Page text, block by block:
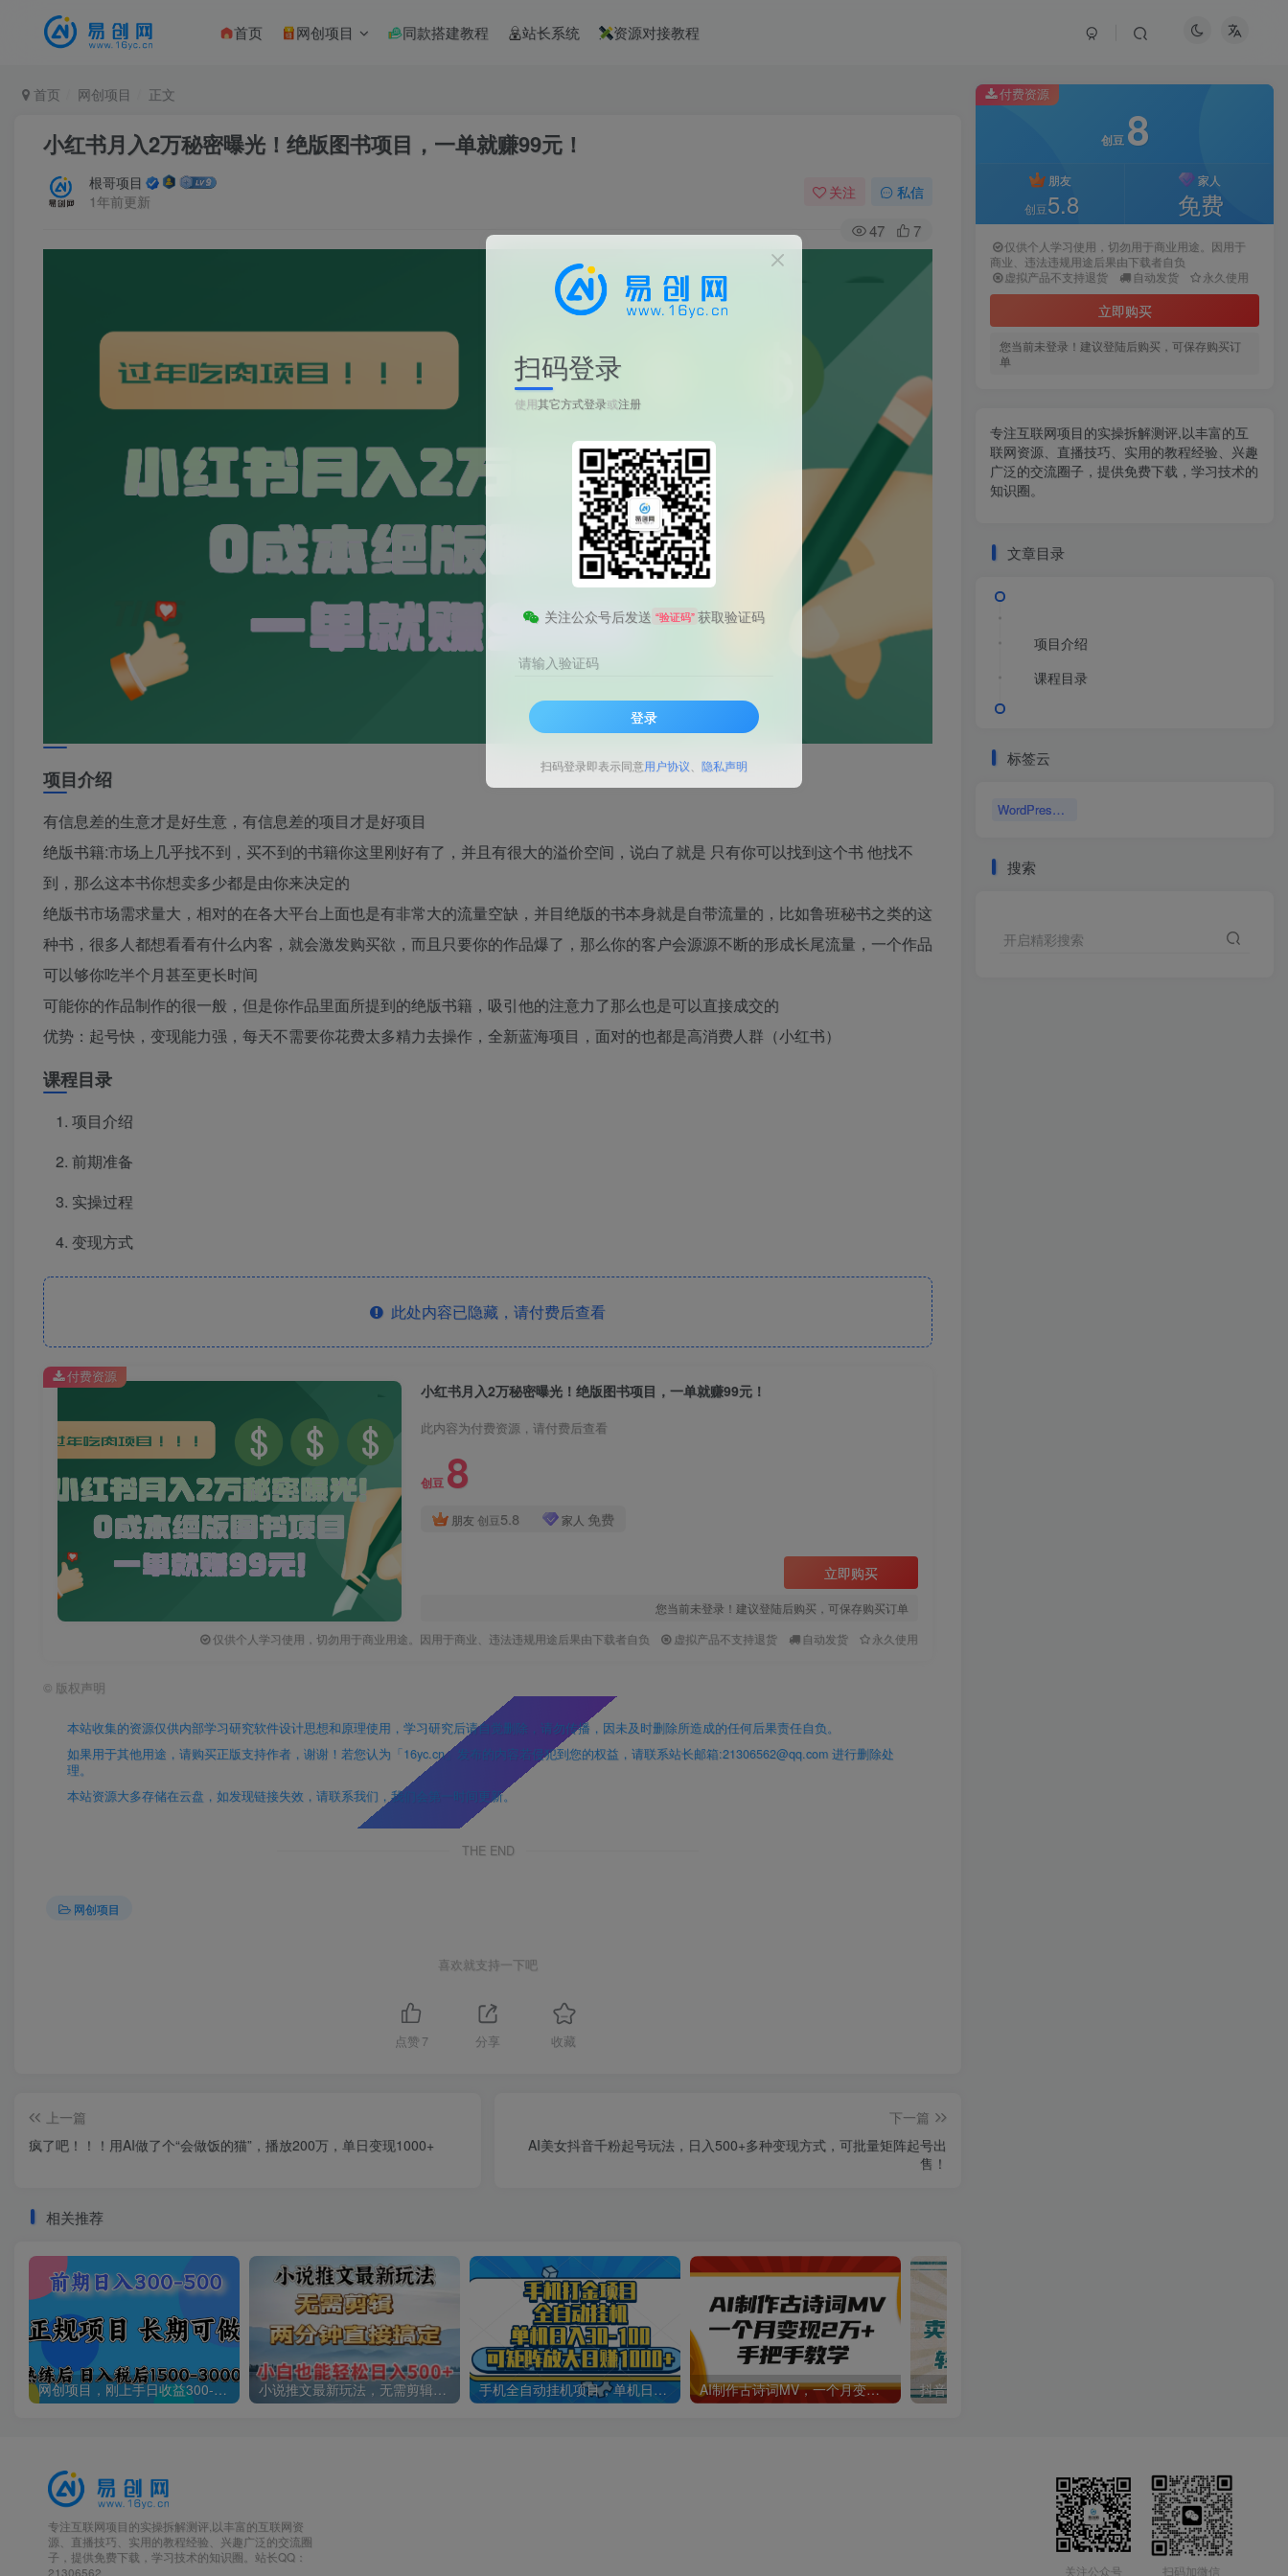
首页 网创项目 同款搭建教程 站长系统 资源对接教程
首页 网创项目 正文
小红书月入2万秘密曝光！绝版图书项目，一单就赚99元！
根哥项目
1年前更新
关注 私信
47 7
项目介绍
有信息差的生意才是好生意，有信息差的项目才是好项目
绝版书籍:市场上几乎找不到，买不到的书籍你这里刚好有了，并且有很大的溢价空间，说白了就是 只有你可以找到这个书 他找不
到，那么这本书你想卖多少都是由你来决定的
绝版书市场需求量大，相对的在各大平台上面也是有非常大的流量空缺，并目绝版的书本身就是自带流量的，比如鲁班秘书之类的这
种书，很多人都想看看有什么内客，就会激发购买欲，而且只要你的作品爆了，那么你的客户会源源不断的形成长尾流量，一个作品
可以够你吃半个月甚至更长时间
可能你的作品制作的很一般，但是你作品里面所提到的绝版书籍，吸引他的注意力了那么也是可以直接成交的
优势：起号快，变现能力强，每天不需要你花费太多精力去操作，全新蓝海项目，面对的也都是高消费人群（小红书）
课程目录
项目介绍
前期准备
实操过程
变现方式
此处内容已隐藏，请付费后查看
小红书月入2万秘密曝光！绝版图书项目，一单就赚99元！
此内容为付费资源，请付费后查看
创豆 8
朋友 创豆 5.8 家人 免费
立即购买
您当前未登录！建议登陆后购买，可保存购买订单
仅供个人学习使用，切勿用于商业用途。因用于商业、违法违规用途后果由下载者自负
虚拟产品不支持退货 自动发货 永久使用
付费资源
© 版权声明
本站收集的资源仅供内部学习研究软件设计思想和原理使用，学习研究后请自觉删除，请勿传播，因未及时删除所造成的任何后果责任自负。
如果用于其他用途，请购买正版支持作者，谢谢！若您认为「16yc.cn」发布的内容若侵犯到您的权益，请联系站长邮箱:21306562@qq.com 进行删除处
理。
本站资源大多存储在云盘，如发现链接失效，请联系我们，我们会第一时间更新。
THE END
网创项目
喜欢就支持一下吧
点赞 7 分享 收藏
上一篇
疯了吧！！！用AI做了个“会做饭的猫”，播放200万，单日变现1000+
下一篇
AI美女抖音千粉起号玩法，日入500+多种变现方式，可批量矩阵起号出
售！
相关推荐
网创项目，刚上手日收益300-500左右，熟悉后日收益1500-3000 小说推文最新玩法，无需剪辑，两分钟直接搞定，小白也能轻松日入500＋ 手机全自动挂机项目，单机日入30-100，可矩阵适合小白 AI制作古诗词MV，一个月变现2万+，手把手教学
付费资源
创豆 8
朋友
创豆5.8
家人
免费
仅供个人学习使用，切勿用于商业用途。因用于
商业、违法违规用途后果由下载者自负
虚拟产品不支持退货
自动发货 永久使用
立即购买
您当前未登录！建议登陆后购买，可保存购买订
单
专注互联网项目的实操拆解测评,以丰富的互
联网资源、直播技巧、实用的教程经验、兴趣
广泛的交流圈子，提供免费下载，学习技术的
知识圈。
文章目录
项目介绍
课程目录
标签云
WordPress博客
搜索
开启精彩搜索
专注互联网项目的实操拆解测评,以丰富的互联网资
源、直播技巧、实用的教程经验、兴趣广泛的交流圈
子，提供免费下载，学习技术的知识圈。站长QQ：
21306562
关注公众号 扫码加微信
扫码登录
使用其它方式登录或注册
关注公众号后发送 “验证码” 获取验证码
请输入验证码
登录
扫码登录即表示同意用户协议、 隐私声明